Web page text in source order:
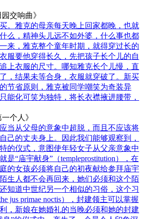
交响曲》
。雅克的母亲每天晚上回家都晚，也就
么，精神头儿远不如外婆，什么事也都
来，雅克整个童年时期，就得穿过长的
服要他穿得长久，先把孩子长个儿的自
上衣服的尺寸。哪知雅克长个儿慢，直
，结果未等合身，衣服就穿破了。新买
节省原则，雅克被同学嘲笑为奇装异
能化可笑为独特，将长衣襟掖进腰带，
个人》
当从父母的意象中超脱，而且不应该将
己的丈夫身上。因此我们能够观察到，
的仪式，意图使年轻女子从父亲意象中
是“庙宇献身”（templeprostitution），在
的女孩必须将自己的初夜献给参拜庙宇
生人都不会再回来，她们必须和这个陌
知道中世纪另一个相似的习俗，这个习
jus primae noctis），封建领主可以掌握
，新娘在她婚礼的当晚必须和她的封建